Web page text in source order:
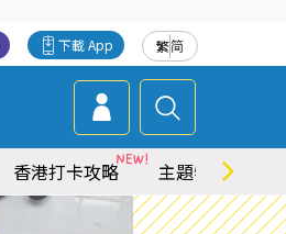
繁简
下載 App
香港打卡攻略 主題特集